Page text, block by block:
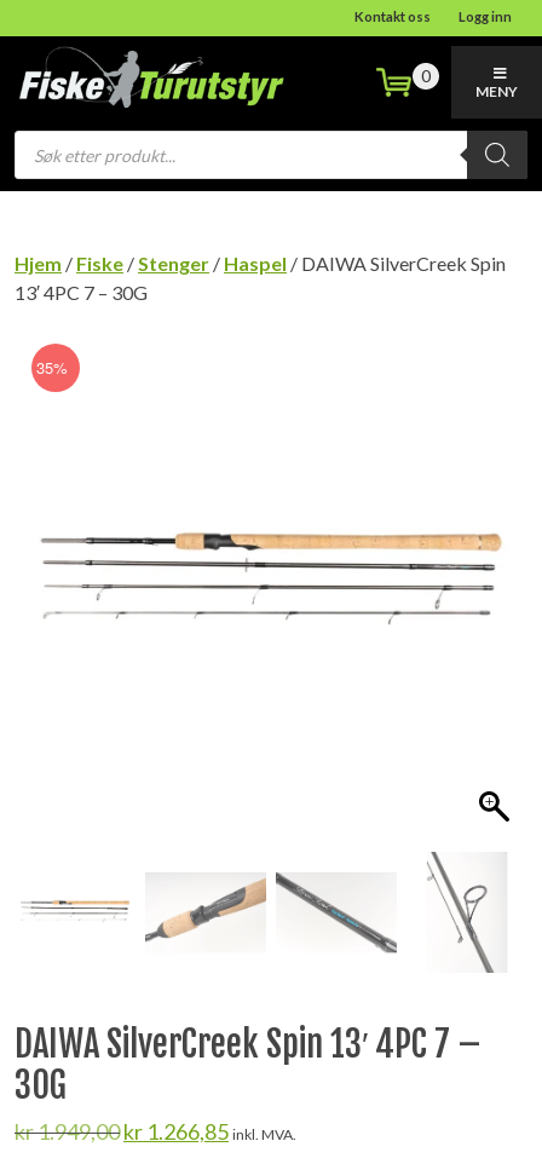
Kontakt oss Logg inn
Products
search
0
MENY
Hjem / Fiske /Stenger / Haspel / DAIWA SilverCreek Spin
13′ 4PC 7 – 30G
35%
DAIWA SilverCreek Spin 13′ 4PC 7 –
30G
kr1.949,00 Opprinnelig
kr 1.266,85Nåværende
inkl. MVA.